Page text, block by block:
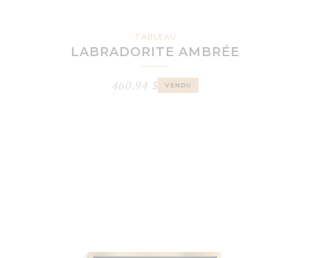
TABLEAU
LABRADORITE AMBRÉE
460.94 $ VENDU